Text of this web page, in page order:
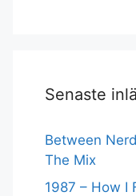
Senaste
Between
The Mix
1987 – How I